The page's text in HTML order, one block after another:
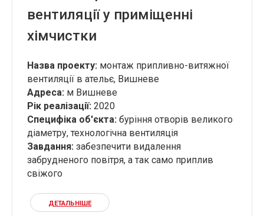
вентиляції у приміщенні
хімчистки
Назва проекту: монтаж припливно-витяжної
вентиляції в ательє, Вишневе
Адреса: м Вишневе
Рік реалізації: 2020
Специфіка об'єкта: буріння отворів великого
діаметру, технологічна вентиляція
Завдання: забезпечити видалення
забрудненого повітря, а так само приплив
свіжого
ДЕТАЛЬНІШЕ